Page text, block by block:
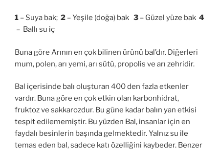
1 – Suya bak; 2 – Yeşile (doğa) bak 3 – Güzel yüze bak 4
– Ballı su iç
Buna göre Arının en çok bilinen ürünü bal’dır. Diğerleri
mum, polen, arı yemi, arı sütü, propolis ve arı zehridir.
Bal içerisinde balı oluşturan 400 den fazla etkenler
vardır. Buna göre en çok etkin olan karbonhidrat,
fruktoz ve sakkarozdur. Bu güne kadar balın yan etkisi
tespit edilememiştir. Bu yüzden Bal, insanlar için en
faydalı besinlerin başında gelmektedir. Yalnız su ile
temas eden bal, sadece katı özelliğini kaybeder. Benzer